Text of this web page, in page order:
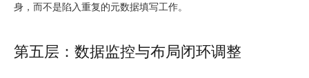
身，而不是陷入重复的元数据填写工作。
第五层：数据监控与布局闭环调整